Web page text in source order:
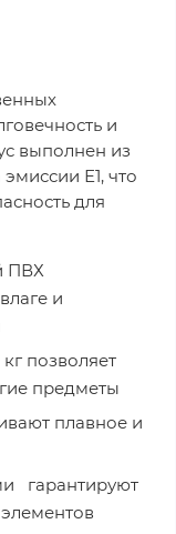
и
выполнен из
Е1, что
для
ПВХ
и
позволяет
предметы
плавное и
гарантируют